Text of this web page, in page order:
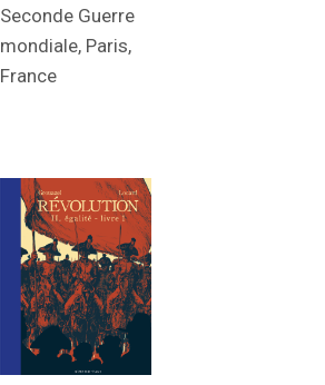
Seconde Guerre
mondiale, Paris,
France